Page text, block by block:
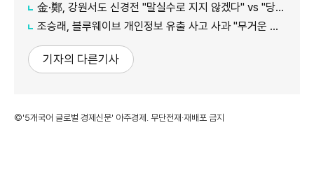
金·鄭, 강원서도 신경전 "말실수로 지지 않겠다" vs "당대표인 양 행동"
조승래, 블루웨이브 개인정보 유출 사고 사과 "무거운 책임 통감"
기자의 다른기사
©'5개국어 글로벌 경제신문' 아주경제. 무단전재·재배포 금지